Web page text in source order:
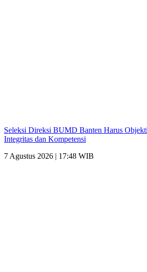
Seleksi Direksi BUMD Banten Harus
Integritas dan Kompetensi
7 Agustus 2026 | 17:48 WIB